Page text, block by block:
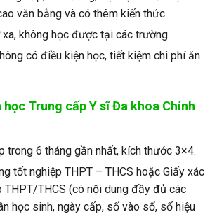
văn bằng và có thêm kiến thức.
không học được tại các trường.
có điều kiện học, tiết kiệm chi phí ăn
học Trung cấp Y sĩ Đa khoa Chính
trong 6 tháng gần nhất, kích thước 3×4.
tốt nghiệp THPT – THCS hoặc Giấy xác
THPT/THCS (có nội dung đầy đủ các
học sinh, ngày cấp, số vào sổ, số hiệu